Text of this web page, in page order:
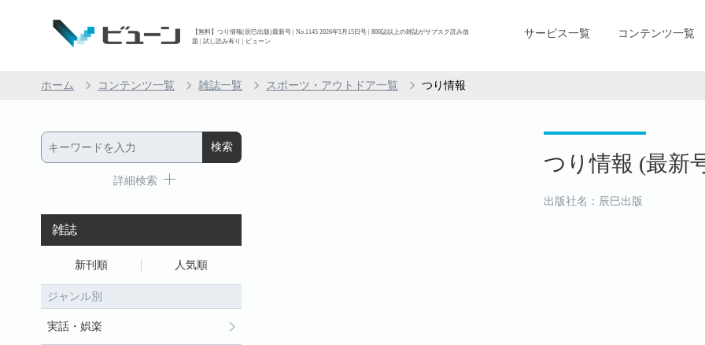
【無料】つり情報(辰巳出版)最新号 | No.1145 2026年5月15日号 | 800誌以上の雑誌がサブスク読み放
題 | 試し読み有り | ビューン
サービス一覧 コンテンツ一覧
ホーム コンテンツ一覧 雑誌一覧 スポーツ・アウトドア一覧 つり情報
つり情報 (最新
出版社名：辰巳出版
詳細検索
雑誌
新刊順 人気順
ジャンル別
実話・娯楽